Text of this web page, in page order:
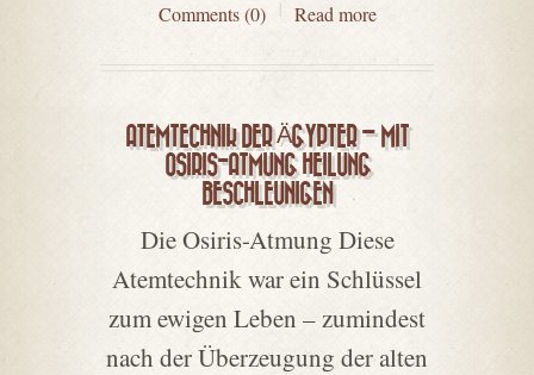
Comments (0) Read more
ATEMTECHNIK DER ÄGYPTER – MIT
OSIRIS-ATMUNG HEILUNG
BESCHLEUNIGEN
Die Osiris-Atmung Diese
Atemtechnik war ein Schlüssel
zum ewigen Leben – zumindest
nach der Überzeugung der alten